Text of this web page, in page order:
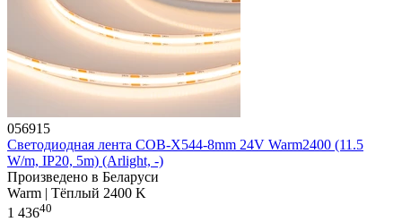
056915
Светодиодная лента COB-X544-8mm 24V Warm2400 (11.5
W/m, IP20, 5m) (Arlight, -)
Произведено в Беларуси
Warm | Тёплый 2400 K
1 43640